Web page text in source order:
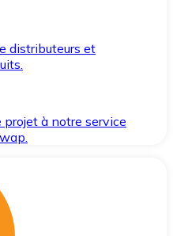
distributeurs et
à notre service